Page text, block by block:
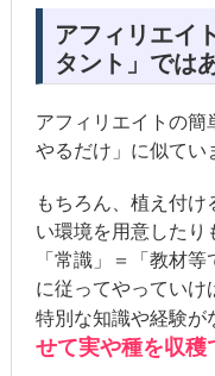
アフィリエイ
タント」では
アフィリエイトの簡
やるだけ」に似てい
もちろん、植え付け
い環境を用意したり
「常識」＝「教材
に従ってやっていけ
特別な知識や経験が
せて実や種を収穫